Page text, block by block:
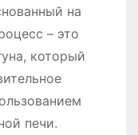
на
– это
который
печи.